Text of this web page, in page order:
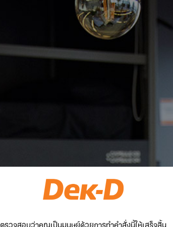
ตรวจสอบว่าคุณเป็นมนุษย์ด้วยการทำคำสั่งนี้ให้เสร็จสิ้น